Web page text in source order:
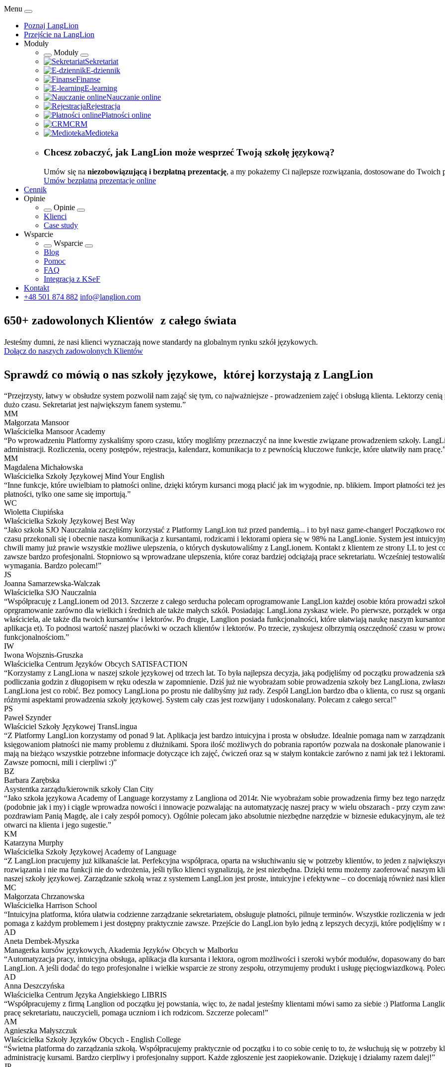
Menu
Poznaj LangLion
Przejście na LangLion
Moduły
Moduły
Sekretariat
E-dziennik
Finanse
E-learning
Nauczanie online
Rejestracja
Płatności online
CRM
Medioteka
Chcesz zobaczyć, jak LangLion może wesprzeć Twoją szkołę językową?
Umów się na niezobowiązującą i bezpłatną prezentację, a my pokażemy Ci najlepsze rozwiązania, dostosowane do Twoich
Umów bezpłatną prezentacje online
Cennik
Opinie
Opinie
Klienci
Case study
Wsparcie
Wsparcie
Blog
Pomoc
FAQ
Integracja z KSeF
Kontakt
+48 501 874 882 info@langlion.com
650+ zadowolonych Klientów z całego świata
Jesteśmy dumni, że nasi klienci wyznaczają nowe standardy na globalnym rynku szkół językowych.
Dołącz do naszych zadowolonych Klientów
Sprawdź co mówią o nas szkoły językowe, której korzystają z LangLion
“Przejrzysty, łatwy w obsłudze system pozwolił nam zająć się tym, co najważniejsze - prowadzeniem zajęć i obsługą klienta. Lektorzy
dużo czasu. Sekretariat jest największym fanem systemu.”
MM
Małgorzata Mansoor
Właścicielka Mansoor Academy
“Po wprowadzeniu Platformy zyskaliśmy sporo czasu, który mogliśmy przeznaczyć na inne kwestie związane prowadzeniem szkoły.
administracji. Rozliczenia, oceny postępów, rejestracja, kalendarz, komunikacja to z pewnością kluczowe funkcje, które ułatwiły nam
MM
Magdalena Michałowska
Właścicielka Szkoły Językowej Mind Your English
“Inne funkcje, które uwielbiam to płatności online, dzięki którym kursanci mogą płacić jak im wygodnie, np. blikiem. Import płatności też
płatności, tylko one same się importują.”
WC
Wioletta Ciupińska
Właścicielka Szkoły Językowej Best Way
“Jako szkoła SJO Nauczalnia zaczęliśmy korzystać z Platformy LangLion tuż przed pandemią... i to był nasz game-changer! Początkowo
czasu przekonali się i obecnie nasza komunikacja z kursantami, rodzicami i lektorami opiera się w 98% na LangLionie. System jest
chwili mamy już prawie wszystkie możliwe ulepszenia, o których dyskutowaliśmy z LangLionem. Kontakt z klientem ze strony LL to jest
zawsze bardzo profesjonalni. Stopniowo są wprowadzane ulepszenia, które coraz bardziej odciążają prace sekretariatu. Wcześniej
wymagania. Bardzo polecam!”
JS
Joanna Samarzewska-Walczak
Właścicielka SJO Nauczalnia
“Współpracuję z LangLionem od 2013. Szczerze z całego serducha polecam oprogramowanie LangLion każdej osobie która prowadzi
oprgramowanie zarówno dla wielkich i średnich ale także małych szkół. Posiadając LangLiona zyskasz wiele. Po pierwsze, porządek w
właściciela, ale także dla twoich kursantów i lektorów. Po drugie, Langlion posiada funkcjonalności, które ułatwiają naukę naszym
aplikacja et). To podnosi wartość naszej placówki w oczach klientów i lektorów. Po trzecie, zyskujesz olbrzymią oszczędność czasu w
funkcjonalnościom.”
IW
Iwona Wojsznis-Gruszka
Właścicielka Centrum Języków Obcych SATISFACTION
“Korzystamy z LangLiona w naszej szkole językowej od trzech lat. To była najlepsza decyzja, jaką podjęliśmy od początku prowadzenia
podliczania godzin z długopisem w ręku odeszła w zapomnienie. Dziś już nie wyobrażam sobie prowadzenia szkoły bez LangLiona,
LangLiona jest co robić. Bez pomocy LangLiona po prostu nie dalibyśmy już rady. Zespół LangLion bardzo dba o klienta, co rusz są
różnymi aspektami prowadzenia szkoły językowej. System cały czas jest rozwijany i udoskonalany. Polecam z całego serca!”
PS
Paweł Szynder
Właściciel Szkoły Językowej TransLingua
“Z Platformy LangLion korzystamy od ponad 9 lat. Aplikacja jest bardzo intuicyjna i prosta w obsłudze. Idealnie pomaga nam w
księgowaniom płatności nie mamy problemu z dłużnikami. Spora ilość możliwych do pobrania raportów pozwala na doskonałe
mają na bieżąco wszystkie potrzebne informacje dotyczące ich zajęć, ćwiczeń oraz są w stałym kontakcie zarówno z nami jak też i
Zawsze pomocni, mili i cierpliwi :)”
BZ
Barbara Zarębska
Asystentka zarządu/kierownik szkoły Clan City
“Jako szkoła językowa Academy of Language korzystamy z Langliona od 2014r. Nie wyobrażam sobie prowadzenia firmy bez tego
(podobnie jak i my) i ciągle wprowadza nowości i innowacje pozwalając na automatyzację naszej pracy w wielu obszarach - przy czym
pozdrawiam Panią Magdę, ale i cały zespół pomocy). Ogólnie polecam jako absolutnie niezbędne narzędzie w biznesie edukacyjnym, ale
otwarci na klienta i jego sugestie.”
KM
Katarzyna Murphy
Właścicielka Szkoły Językowej Academy of Language
“Z LangLion pracujemy już kilkanaście lat. Perfekcyjna współpraca, oparta na wsłuchiwaniu się w potrzeby klientów, to jeden z
rozwiązania i nie ma funkcji nie do wdrożenia, jeśli tylko klienci sygnalizują, że jest niezbędna. Dzięki temu możemy zaoferować naszym
naszej szkoły językowej. Zarządzanie szkołą wraz z systemem LangLion jest proste, intuicyjne i efektywne – co doceniają również nasi
MC
Małgorzata Chrzanowska
Właścicielka Harrison School
“Intuicyjna platforma, która ułatwia codzienne zarządzanie sekretariatem, obsługuje płatności, pilnuje terminów. Wszystkie rozliczenia w
pomaga z każdym problemem i jest dostępny praktycznie zawsze. Przejście do LangLion było jedną z lepszych decyzji, które podjęliśmy
AD
Aneta Dembek-Myszka
Managerka kursów językowych, Akademia Języków Obcych w Malborku
“Automatyzacja pracy, intuicyjna obsługa, aplikacja dla kursanta i lektora, ogrom możliwości i szeroki wybór modułów, dopasowany do
LangLion. A jeśli dodać do tego profesjonalne i wielkie wsparcie ze strony zespołu, otrzymujemy produkt i usługę pięciogwiazdkową.
AD
Anna Deszczyńska
Właścicielka Centrum Języka Angielskiego LIBRIS
“Współpracujemy z firmą Langlion od początku jej powstania, więc to, że nadal jesteśmy klientami mówi samo za siebie :) Platforma
pracę sekretariatu, nauczycieli, pomaga uczniom i ich rodzicom. Szczerze polecam!”
AM
Agnieszka Małyszczuk
Właścicielka Szkoły Języków Obcych - English College
“Świetna platforma do zarządzania szkołą. Współpracujemy praktycznie od początku i to co sobie cenię to to, że wsłuchują się w
administrację kursami. Bardzo cierpliwy i profesjonalny support. Każde zgłoszenie jest zaopiekowanie. Dziękuję i działamy razem dalej!”